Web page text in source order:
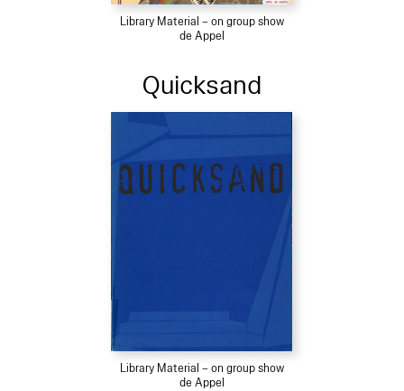
Library Material – on group show
de Appel
Quicksand
Library Material – on group show
de Appel